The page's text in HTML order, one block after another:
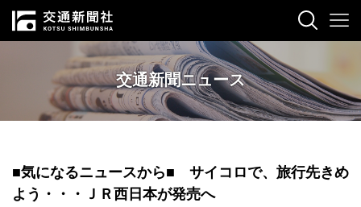
交通新聞ニュース
■気になるニュースから■ サイコロで、旅行先きめ
よう・・・ＪＲ西日本が発売へ